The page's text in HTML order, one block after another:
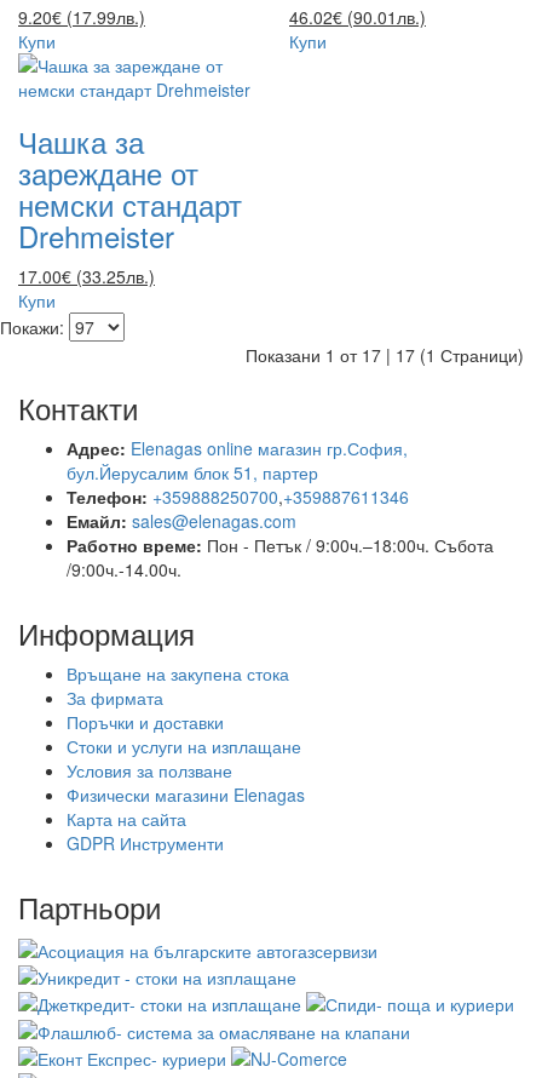
9.20€ (17.99лв.)
Купи
46.02€ (90.01лв.)
Купи
Чашка за
зареждане от
немски стандарт
Drehmeister
17.00€ (33.25лв.)
Купи
Покажи:
Показани 1 от 17 | 17 (1 Страници)
Контакти
Адрес: Elenagas online магазин гр.София,
бул.Йерусалим блок 51, партер
Телефон: +359888250700,+359887611346
Емайл: sales@elenagas.com
Работно време: Пон - Петък / 9:00ч.–18:00ч. Събота
/9:00ч.-14.00ч.
Информация
Връщане на закупена стока
За фирмата
Поръчки и доставки
Стоки и услуги на изплащане
Условия за ползване
Физически магазини Elenagas
Карта на сайта
GDPR Инструменти
Партньори